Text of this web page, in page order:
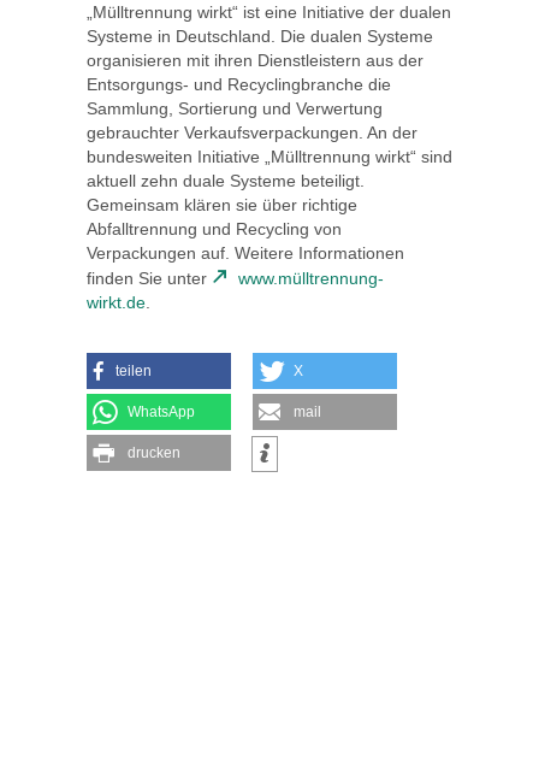
„Mülltrennung wirkt“ ist eine Initiative der dualen
Systeme in Deutschland. Die dualen Systeme
organisieren mit ihren Dienstleistern aus der
Entsorgungs- und Recyclingbranche die
Sammlung, Sortierung und Verwertung
gebrauchter Verkaufsverpackungen. An der
bundesweiten Initiative „Mülltrennung wirkt“ sind
aktuell zehn duale Systeme beteiligt.
Gemeinsam klären sie über richtige
Abfalltrennung und Recycling von
Verpackungen auf. Weitere Informationen
finden Sie unter
www.mülltrennung-
wirkt.de
teilen X
WhatsApp mail
drucken